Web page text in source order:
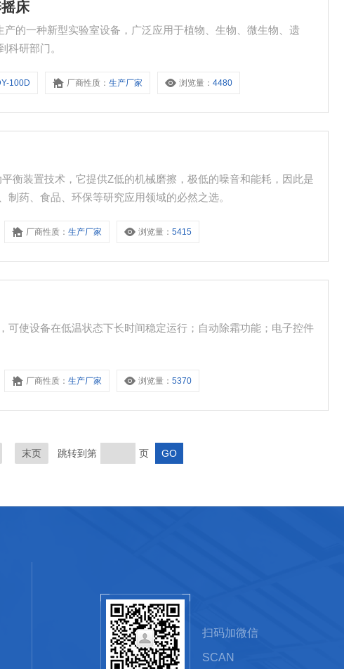
床
的一种新型实验室设备，广泛应用于植物、生物、微生物、遗
科研部门。
100D 厂商性质：生产厂家 浏览量：4480
衡装置技术，它提供Z低的机械磨擦，极低的噪音和能耗，因此是
药、食品、环保等研究应用领域的必然之选。
厂商性质：生产厂家 浏览量：5415
可使设备在低温状态下长时间稳定运行；自动除霜功能；电子控件
厂商性质：生产厂家 浏览量：5370
末页 跳转到第 页
扫码加微信
SCAN